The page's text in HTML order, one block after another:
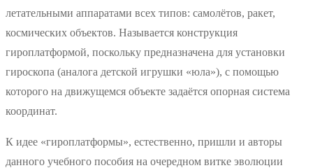
летательными аппаратами всех типов: самолётов, ракет,
космических объектов. Называется конструкция
гироплатформой, поскольку предназначена для установки
гироскопа (аналога детской игрушки «юла»), с помощью
которого на движущемся объекте задаётся опорная система
координат.
К идее «гироплатформы», естественно, пришли и авторы
данного учебного пособия на очередном витке эволюции